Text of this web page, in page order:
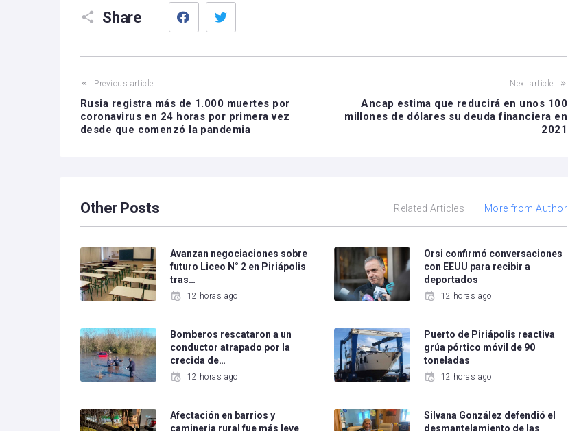
Share
Facebook
Previous article
Rusia registra más de 1.000 muertes por
coronavirus en 24 horas por primera vez
desde que comenzó la pandemia
Next article
Ancap estima que reducirá en unos 100
millones de dólares su deuda financiera en
2021
Other Posts Related Articles More from Author
Avanzan negociaciones sobre
futuro Liceo N° 2 en Piriápolis
tras…
12 horas ago
Orsi confirmó conversaciones
con EEUU para recibir a
deportados
12 horas ago
Bomberos rescataron a un
conductor atrapado por la
crecida de…
12 horas ago
Puerto de Piriápolis reactiva
grúa pórtico móvil de 90
toneladas
12 horas ago
Afectación en barrios y
camineria rural fue más leve
Silvana González defendió el
desmantelamiento de las